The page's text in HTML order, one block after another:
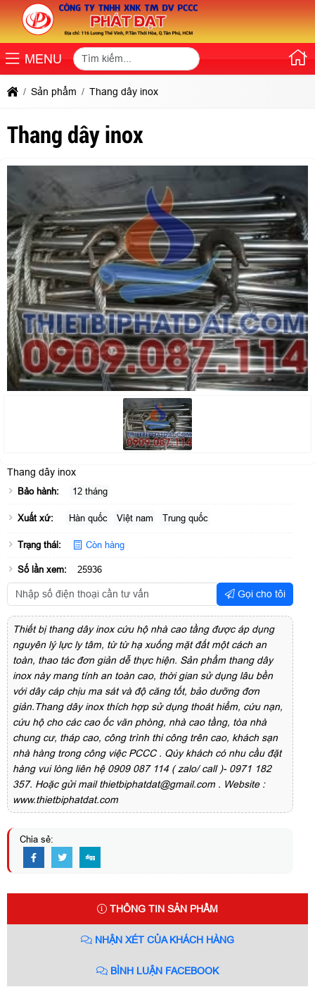
MENU
Sản phẩm Thang dây inox
Thang dây inox
Thang dây inox
Bảo hành: 12 tháng
Xuất xứ: Hàn quốc Việt nam Trung quốc
Trạng thái: Còn hàng
Số lần xem: 25936
Gọi cho tôi
Thiết bị thang dây inox cứu hộ nhà cao tầng được áp dụng
nguyên lý lực ly tâm, từ từ hạ xuống mặt đất một cách an
toàn, thao tác đơn giản dễ thực hiện. Sản phẩm thang dây
inox này mang tính an toàn cao, thời gian sử dụng lâu bền
với dây cáp chịu ma sát và độ căng tốt, bảo dưỡng đơn
giản.Thang dây inox thích hợp sử dụng thoát hiểm, cứu nạn,
cứu hộ cho các cao ốc văn phòng, nhà cao tầng, tòa nhà
chung cư, tháp cao, công trình thi công trên cao, khách sạn
nhà hàng trong công việc PCCC . Qúy khách có nhu cầu đặt
hàng vui lòng liên hệ 0909 087 114 ( zalo/ call )- 0971 182
357. Hoặc gửi mail thietbiphatdat@gmail.com . Website :
www.thietbiphatdat.com
Chia sẻ:
THÔNG TIN SẢN PHẨM
NHẬN XÉT CỦA KHÁCH HÀNG
BÌNH LUẬN FACEBOOK